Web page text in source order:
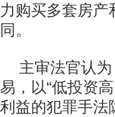
力购买多套房产
同。
主审法官认
易，以“低投资
利益的犯罪手法